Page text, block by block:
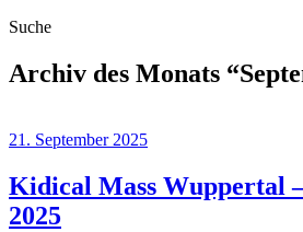
Suche
Archiv des Monats “
21. September 2025
Kidical Mass Wuppertal
2025